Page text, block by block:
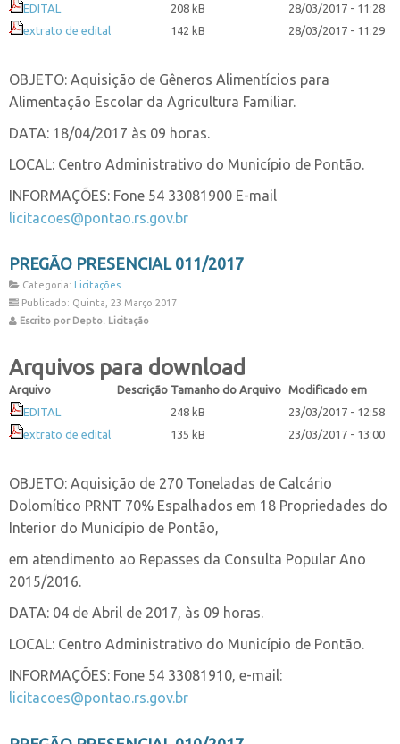
EDITAL
208 kB
28/03/2017 - 11:28
extrato de edital
142 kB 28/03/2017 - 11:29
OBJETO: Aquisição de Gêneros Alimentícios para
Alimentação Escolar da Agricultura Familiar.
DATA: 18/04/2017 às 09 horas.
LOCAL: Centro Administrativo do Município de Pontão.
INFORMAÇÕES: Fone 54 33081900 E-mail
licitacoes@pontao.rs.gov.br
PREGÃO PRESENCIAL 011/2017
Categoria: Licitações
Publicado: Quinta, 23 Março 2017
Escrito por Depto. Licitação
Arquivos para download
Arquivo Descrição Tamanho do Arquivo Modificado em
EDITAL
248 kB
23/03/2017 - 12:58
extrato de edital
135 kB 23/03/2017 - 13:00
OBJETO: Aquisição de 270 Toneladas de Calcário
Dolomítico PRNT 70% Espalhados em 18 Propriedades do
Interior do Município de Pontão,
em atendimento ao Repasses da Consulta Popular Ano
2015/2016.
DATA: 04 de Abril de 2017, às 09 horas.
LOCAL: Centro Administrativo do Município de Pontão.
INFORMAÇÕES: Fone 54 33081910, e-mail:
licitacoes@pontao.rs.gov.br